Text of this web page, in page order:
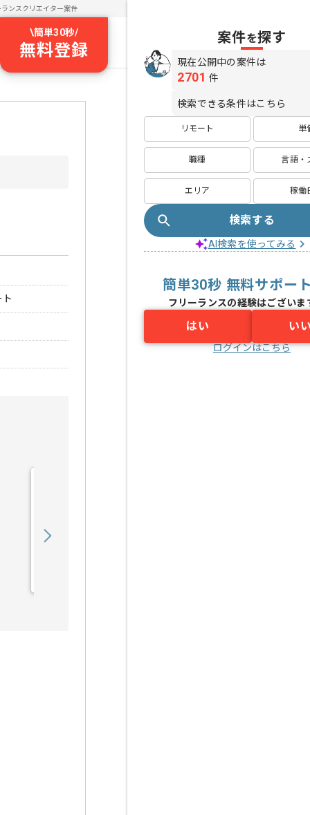
ランスクリエイター案件
\簡単30秒/
無料登録
案件を探す
現在公開中の案件は
2701 件
検索できる条件はこちら
リモート 単
職種 言語・
エリア 稼働
検索する
AI検索を使ってみる
簡単30秒 無料サポー
フリーランスの経験はございま
はい い
ログインはこちら